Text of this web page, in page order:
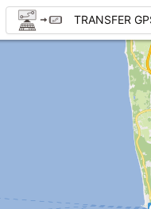
TRANSFER